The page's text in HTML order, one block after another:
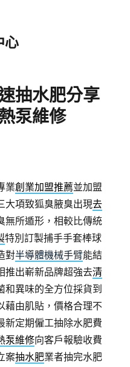
心
抽水肥分享
泵維修
業創業加盟推薦並加盟
大項致狐臭腋臭出現去
無所遁形，相較比傳統
特別訂製捕手手套棒球
對半導體機械手臂能結
推出嶄新品牌超強去清
和異味的全方位採貨到
藉由肌貼，價格合理不
新定期僱工抽除水肥費
泵維修向客戶報驗收費
案抽水肥業者抽完水肥